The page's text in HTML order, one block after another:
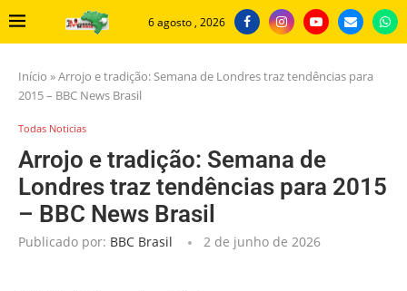
6 agosto , 2026
Início »Arrojo e tradição: Semana de Londres traz tendências para
2015 – BBC News Brasil
Todas Noticias
Arrojo e tradição: Semana de
Londres traz tendências para 2015
– BBC News Brasil
Publicado por: BBC Brasil 2 de junho de 2026